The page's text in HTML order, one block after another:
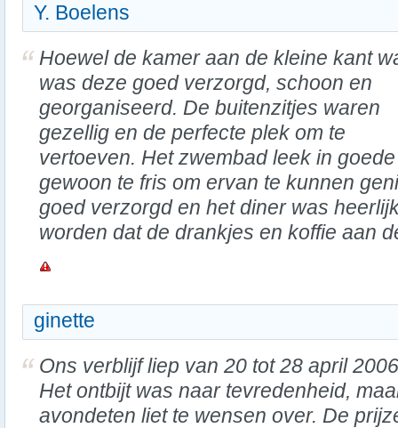
Y. Boelens
Hoewel de kamer aan de kleine kant
was deze goed verzorgd, schoon en
georganiseerd. De buitenzitjes waren
gezellig en de perfecte plek om te
vertoeven. Het zwembad leek in
gewoon te fris om ervan te kunnen
goed verzorgd en het diner was
worden dat de drankjes en koffie aan
ginette
Ons verblijf liep van 20 tot 28 april
Het ontbijt was naar tevredenheid,
avondeten liet te wensen over. De